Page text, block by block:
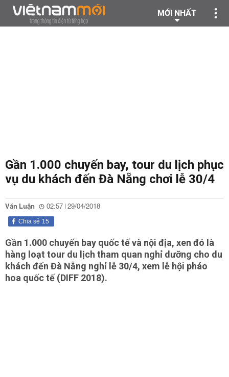
MỚI NHẤT
Gần 1.000 chuyến bay, tour du lịch phục
vụ du khách đến Đà Nẵng chơi lễ 30/4
Văn Luận 02:57 | 29/04/2018
15
Chia sẻ
Gần 1.000 chuyến bay quốc tế và nội địa, xen đó là
hàng loạt tour du lịch tham quan nghỉ dưỡng cho du
khách đến Đà Nẵng nghỉ lễ 30/4, xem lễ hội pháo
hoa quốc tế (DIFF 2018).